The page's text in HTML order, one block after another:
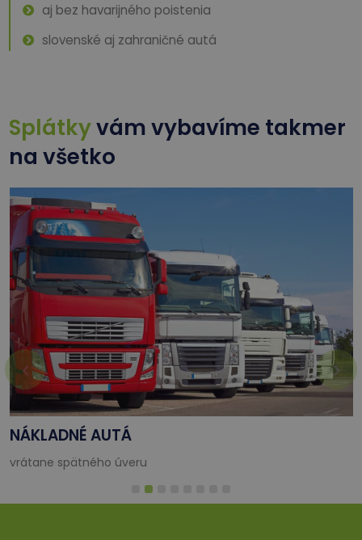
aj bez havarijného poistenia
slovenské aj zahraničné autá
Splátkyvám vybavíme takmer
na všetko
NÁKLADNÉ AUTÁ
vrátane spätného úveru